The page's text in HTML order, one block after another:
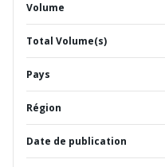
Volume
Total Volume(s)
Pays
Région
Date de publication